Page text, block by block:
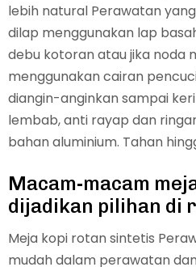
lebih natural Perawatan
dilap menggunakan lap
debu kotoran atau jika noda
menggunakan cairan
diangin-anginkan sampai
lembab, anti rayap dan
bahan aluminium. Tahan
Macam-macam
dijadikan pilihan di
Meja kopi rotan sintetis
mudah dalam perawatan